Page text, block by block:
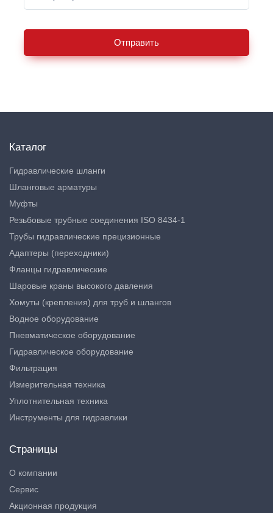
Отправить
Каталог
Гидравлические шланги
Шланговые арматуры
Муфты
Резьбовые трубные соединения ISO 8434-1
Трубы гидравлические прецизионные
Адаптеры (переходники)
Фланцы гидравлические
Шаровые краны высокого давления
Хомуты (крепления) для труб и шлангов
Водное оборудование
Пневматическое оборудование
Гидравлическое оборудование
Фильтрация
Измерительная техника
Уплотнительная техника
Инструменты для гидравлики
Страницы
О компании
Сервис
Акционная продукция